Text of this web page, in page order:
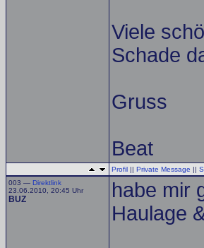
Viele
Schade
Gruss
Beat
Profil || Private Message ||
003 — Direktlink
23.06.2010, 20:45 Uhr
BUZ
habe mir
Haulage